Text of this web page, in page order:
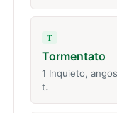
T
Tormentato
1 Inquieto,
t.